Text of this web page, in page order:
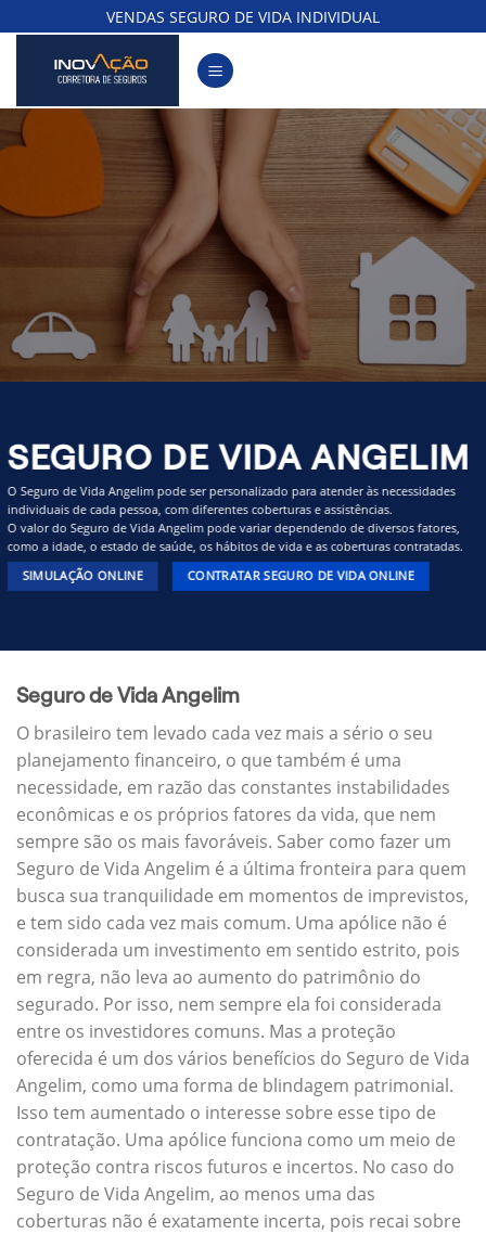
to
content
VENDAS SEGURO DE VIDA INDIVIDUAL
SEGURO DE VIDA ANGELIM
O Seguro de Vida Angelim pode ser personalizado para atender às necessidades
individuais de cada pessoa, com diferentes coberturas e assistências.
O valor do Seguro de Vida Angelim pode variar dependendo de diversos fatores,
como a idade, o estado de saúde, os hábitos de vida e as coberturas contratadas.
SIMULAÇÃO ONLINE CONTRATAR SEGURO DE VIDA ONLINE
Seguro de Vida Angelim
O brasileiro tem levado cada vez mais a sério o seu
planejamento financeiro, o que também é uma
necessidade, em razão das constantes instabilidades
econômicas e os próprios fatores da vida, que nem
sempre são os mais favoráveis. Saber como fazer um
Seguro de Vida Angelim é a última fronteira para quem
busca sua tranquilidade em momentos de imprevistos,
e tem sido cada vez mais comum. Uma apólice não é
considerada um investimento em sentido estrito, pois
em regra, não leva ao aumento do patrimônio do
segurado. Por isso, nem sempre ela foi considerada
entre os investidores comuns. Mas a proteção
oferecida é um dos vários benefícios do Seguro de Vida
Angelim, como uma forma de blindagem patrimonial.
Isso tem aumentado o interesse sobre esse tipo de
contratação. Uma apólice funciona como um meio de
proteção contra riscos futuros e incertos. No caso do
Seguro de Vida Angelim, ao menos uma das
coberturas não é exatamente incerta, pois recai sobre